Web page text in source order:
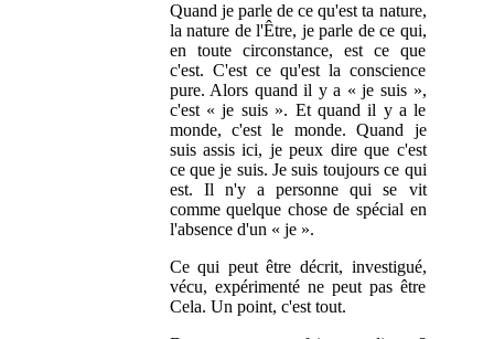
Quand je parle de ce qu'est ta nature,
la nature de l'Être, je parle de ce qui,
en toute circonstance, est ce que
c'est. C'est ce qu'est la conscience
pure. Alors quand il y a « je suis »,
c'est « je suis ». Et quand il y a le
monde, c'est le monde. Quand je
suis assis ici, je peux dire que c'est
ce que je suis. Je suis toujours ce qui
est. Il n'y a personne qui se vit
comme quelque chose de spécial en
l'absence d'un « je ».
Ce qui peut être décrit, investigué,
vécu, expérimenté ne peut pas être
Cela. Un point, c'est tout.